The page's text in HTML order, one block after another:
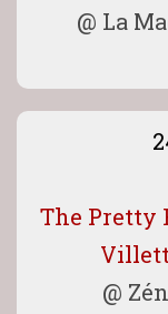
@ La
The Pretty
@